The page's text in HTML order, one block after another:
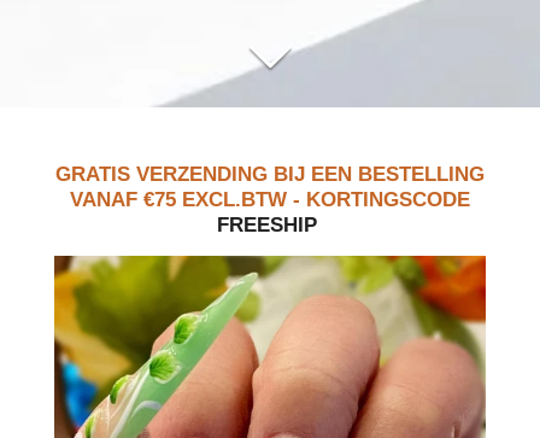
GRATIS VERZENDING BIJ EEN BESTELLING
VANAF €75 EXCL.BTW - KORTINGSCODE
FREESHIP